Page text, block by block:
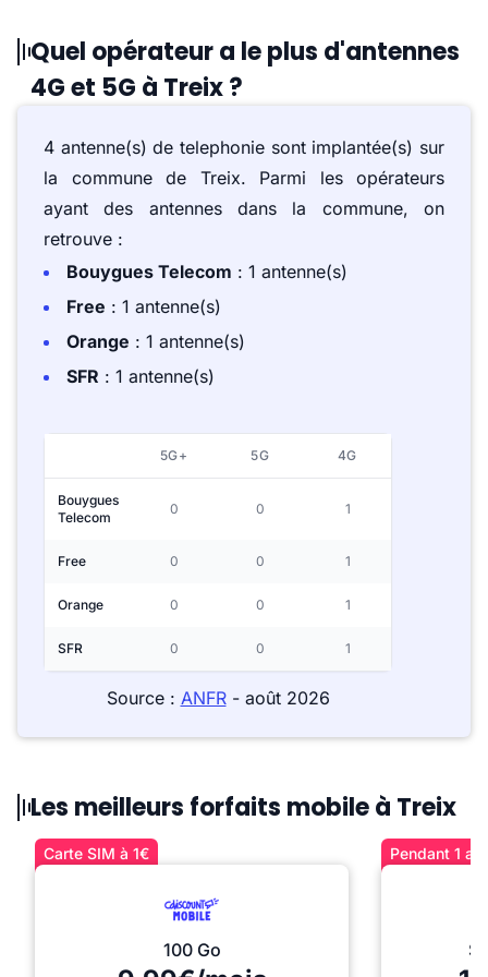
Quel opérateur a le plus d'antennes
4G et 5G à Treix ?
4 antenne(s) de telephonie sont implantée(s) sur
la commune de Treix. Parmi les opérateurs
ayant des antennes dans la commune, on
retrouve :
Bouygues Telecom : 1 antenne(s)
Free : 1 antenne(s)
Orange : 1 antenne(s)
SFR : 1 antenne(s)
5G+ 5G 4G
Bouygues
Telecom
0 0 1
Free 0 0 1
Orange 0 0 1
SFR 0 0 1
Source : ANFR- août 2026
Les meilleurs forfaits mobile à Treix
Carte SIM à 1€
100 Go
Pendant 1